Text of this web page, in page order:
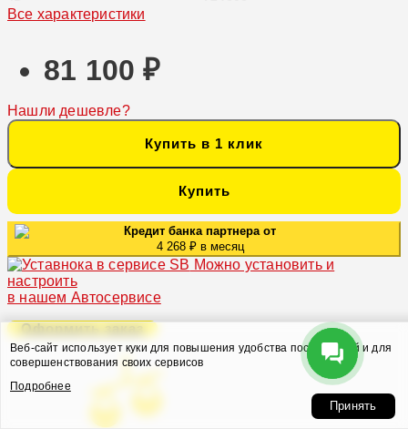
Все характеристики
81 100 ₽
Нашли дешевле?
Купить в 1 клик
Купить
Кредит банка партнера от
4 268 ₽ в месяц
Можно установить и
настроить
в нашем Автосервисе
Оформить заказ
Веб-сайт использует куки для повышения удобства посетителей и для
совершенствования своих сервисов
Подробнее
Принять